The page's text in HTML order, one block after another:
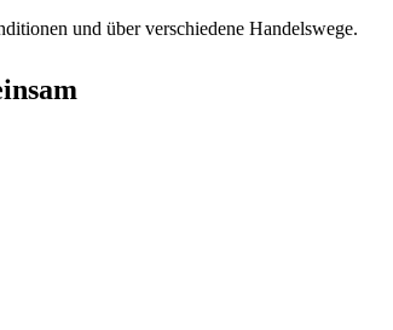
und über verschiedene Handelswege.